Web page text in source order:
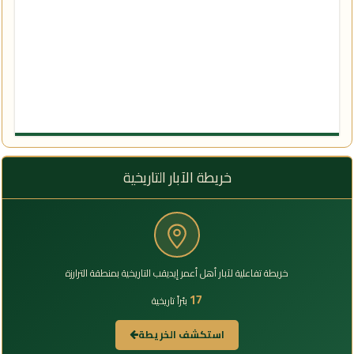
خريطة الآبار التاريخية
خريطة تفاعلية لآبار أهل أعمر إيديقب التاريخية بمنطقة الترارزة
17 بئراً تاريخية
استكشف الخريطة